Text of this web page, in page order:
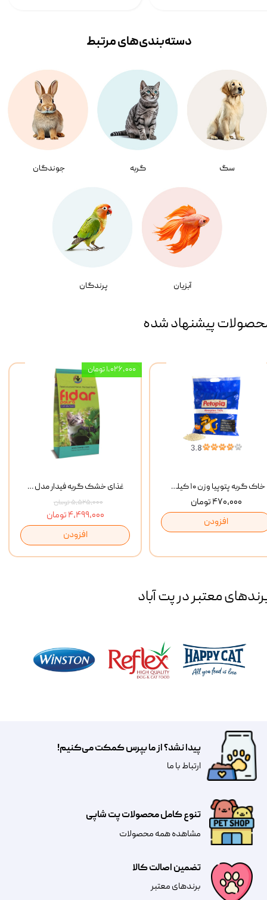
سگ گربه جوندگان
آبزیان پرندگان
دسته‌بندی‌‌های مرتبط
پیشنهاد شده
غذای خشک گربه فیدار مدل Adult وزن 10 کیلوگرم
۵,۵۲۵,۰۰۰ تومان
۴,۴۹۹,۰۰۰ تومان
افزودن
۱,۰۲۶,۰۰۰ تومان
خاک گربه پتوپیا وزن ۱۰ کیلوگرم
۴۷۰,۰۰۰ تومان
افزودن
معتبر در پت آباد
تضمین اصالت کالا
​​برندهای معتبر​​​​​​​
تنوع کامل محصولات پت شاپی
مشاهده همه محصولات
پیدا نشد؟ از ما بپرس کمکت می‌کنیم!
​​​ارتباط با ما